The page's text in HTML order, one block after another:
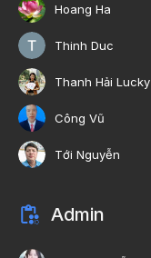
Hoang Ha
Thinh Duc
Thanh Hải Lucky
Công Vũ
Tới Nguyễn
Admin